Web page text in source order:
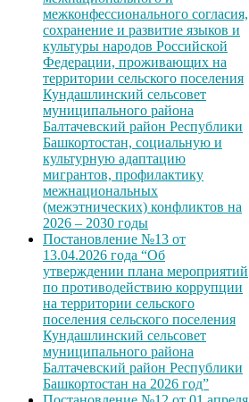
межконфессионального согласия,
сохранение и развитие языков и
культуры народов Российской
Федерации, проживающих на
территории сельского поселения
Кундашлинский сельсовет
муниципального района
Балтачевский район Республики
Башкортостан, социальную и
культурную адаптацию
мигрантов, профилактику
межнациональных
(межэтнических) конфликтов на
2026 – 2030 годы
Постановление №13 от
13.04.2026 года “Об
утверждении плана мероприятий
по противодействию коррупции
на территории сельского
поселения сельского поселения
Кундашлинский сельсовет
муниципального района
Балтачевский район Республики
Башкортостан на 2026 год”